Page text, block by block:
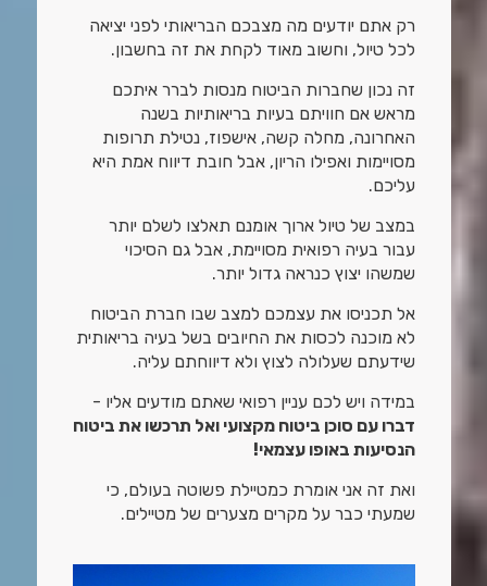
רק אתם יודעים מה מצבכם הבריאותי לפני יציאה
לכל טיול, וחשוב מאוד לקחת את זה בחשבון.
זה נכון שחברות הביטוח מנסות לברר איתכם
מראש אם חוויתם בעיות בריאותיות בשנה
האחרונה, מחלה קשה, אישפוז, נטילת תרופות
מסויימות ואפילו הריון, אבל חובת דיווח אמת היא
עליכם.
במצב של טיול ארוך אומנם תאלצו לשלם יותר
עבור בעיה רפואית מסויימת, אבל גם הסיכוי
שמשהו יצוץ כנראה גדול יותר.
אל תכניסו את עצמכם למצב שבו חברת הביטוח
לא מוכנה לכסות את החיובים בשל בעיה בריאותית
שידעתם שעלולה לצוץ ולא דיווחתם עליה.
במידה ויש לכם עניין רפואי שאתם מודעים אליו -
דברו עם סוכן ביטוח מקצועי ואל תרכשו את ביטוח
הנסיעות באופו עצמאי!
ואת זה אני אומרת כמטיילת פשוטה בעולם, כי
שמעתי כבר על מקרים מצערים של מטיילים.